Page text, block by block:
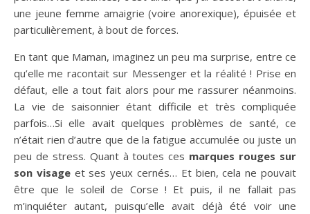
une jeune femme amaigrie (voire anorexique), épuisée et
particulièrement, à bout de forces.
En tant que Maman, imaginez un peu ma surprise, entre ce
qu’elle me racontait sur Messenger et la réalité ! Prise en
défaut, elle a tout fait alors pour me rassurer néanmoins.
La vie de saisonnier étant difficile et très compliquée
parfois…Si elle avait quelques problèmes de santé, ce
n’était rien d’autre que de la fatigue accumulée ou juste un
peu de stress. Quant à toutes ces marques rouges sur
son visageet ses yeux cernés… Et bien, cela ne pouvait
être que le soleil de Corse ! Et puis, il ne fallait pas
m’inquiéter autant, puisqu’elle avait déjà été voir une